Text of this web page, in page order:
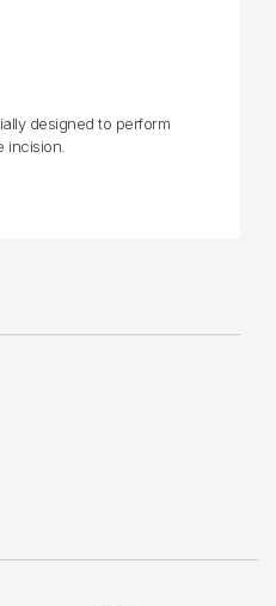
designed to perform
incision.